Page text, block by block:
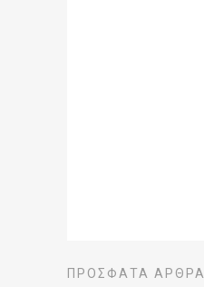
ΠΡΌΣΦΑΤΑ ΆΡΘΡΑ